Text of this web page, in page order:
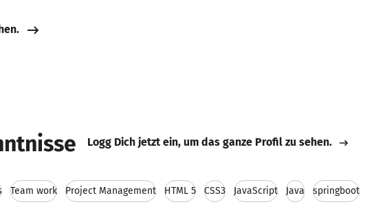
Logg Dich jetzt ein, um das ganze Profil zu sehen.
Team work Project Management HTML 5 CSS3 JavaScript Java springboot